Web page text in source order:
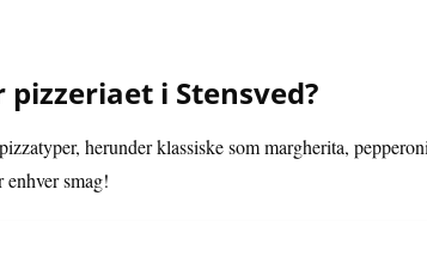
i Stensved?
herunder klassiske som margherita,
enhver smag!